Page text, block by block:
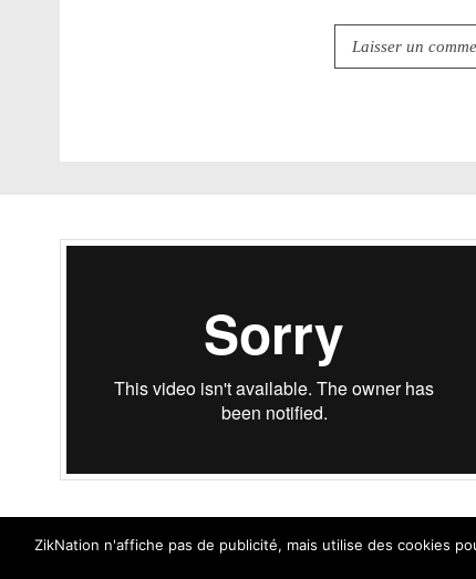
ZikNation n'affiche pas de publicité, mais utilise des cookies